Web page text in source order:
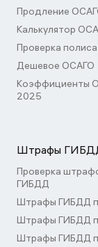
Продление
Калькулятор
Проверка
Дешевое ОСАГО
Коэффициенты
2025
Штрафы
Проверка
ГИБДД
Штрафы ГИБДД
Штрафы ГИБДД
Штрафы ГИБДД